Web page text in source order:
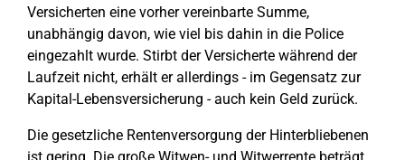
Versicherten eine vorher vereinbarte Summe,
unabhängig davon, wie viel bis dahin in die Police
eingezahlt wurde. Stirbt der Versicherte während der
Laufzeit nicht, erhält er allerdings - im Gegensatz zur
Kapital-Lebensversicherung - auch kein Geld zurück.
Die gesetzliche Rentenversorgung der Hinterbliebenen